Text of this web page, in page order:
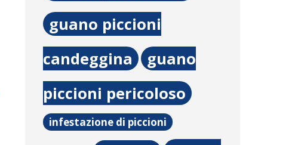
guano piccioni
candeggina
guano
piccioni pericoloso
infestazione di piccioni